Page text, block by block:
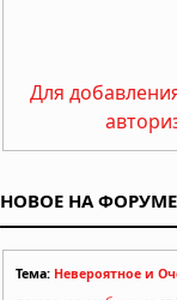
Для
НОВОЕ НА ФОРУМЕ
Тема: Невероятное и